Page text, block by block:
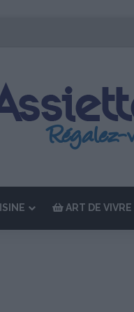
au 24 octobre 2026
ART DE VIVRE